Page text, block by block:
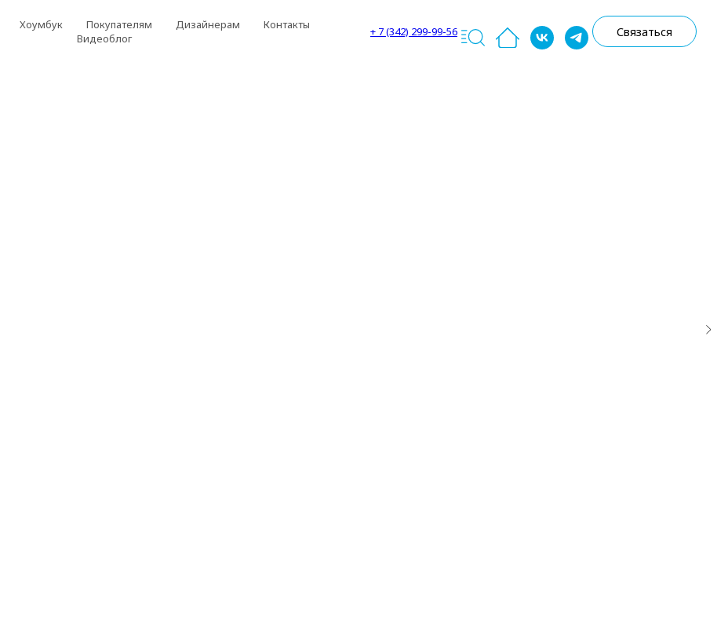
Хоумбук Покупателям Дизайнерам
Контакты
Видеоблог
+ 7 (342) 299-99-56 Связаться